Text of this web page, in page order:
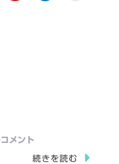
メント
続きを読む